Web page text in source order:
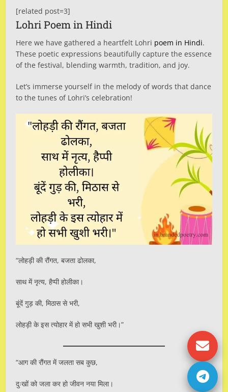
[related post=3]
Lohri Poem in Hindi
Here we have gathered a heartfelt Lohri poem in Hindi.
These poetic expressions beautifully capture the essence
of the festival, blending warmth, tradition, and joy.
Let’s immerse yourself in the melody of words that dance
to the tunes of Lohri’s celebration!
“लोहड़ी की रौंगत, बजता ढोलका,
साथ में नृत्य, हैप्पी होलीका।
बूंदें गुड़ की, मिठास से भरी,
लोहड़ी के इस त्योहार में हो सभी खुशी भरी।”
“आग की रौंगत में जलता सब कुछ,
दुःखों को जला कर हो जीवन नया मिला।